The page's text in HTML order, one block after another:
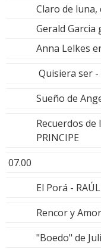
Claro de luna,
Gerald
Anna Lelkes
Quisiera ser -
Sueño de
Recuerdos de
PRINCIPE
07.00
El Porá -
Rencor y
"Boedo" de